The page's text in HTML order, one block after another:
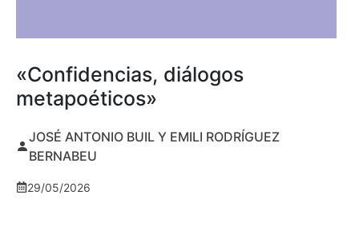
«Confidencias, diálogos
metapoéticos»
JOSÉ ANTONIO BUIL Y EMILI RODRÍGUEZ
BERNABEU
29/05/2026